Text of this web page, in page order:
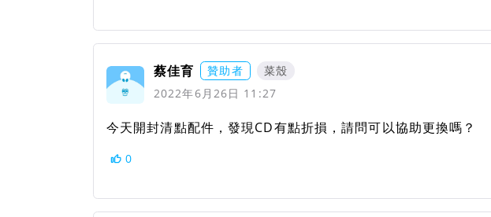
蔡佳育 贊助者
菜殼
2022年6月26日 11:27
今天開封清點配件，發現CD有點折損，請問可以協助更換嗎？
0